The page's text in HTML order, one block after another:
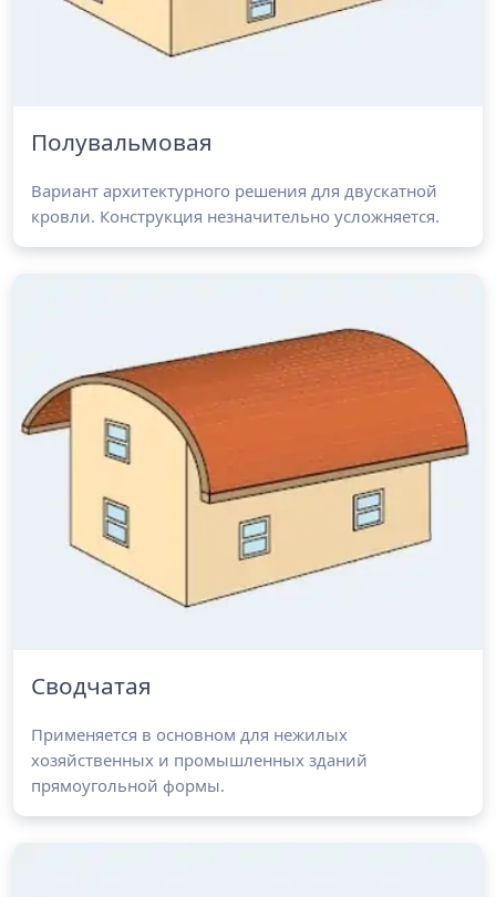
Полувальмовая
Вариант архитектурного решения для двускатной
кровли. Конструкция незначительно усложняется.
Сводчатая
Применяется в основном для нежилых
хозяйственных и промышленных зданий
прямоугольной формы.